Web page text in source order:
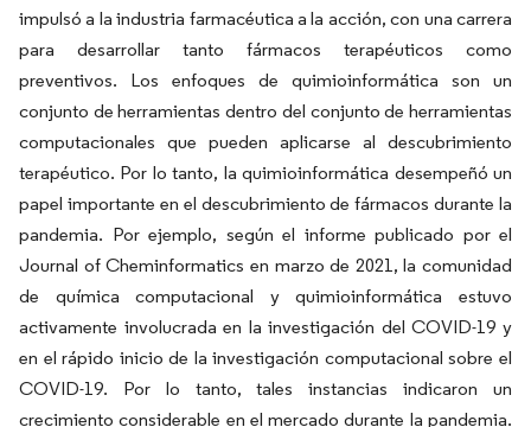
impulsó a la industria farmacéutica a la acción, con una carrera
para desarrollar tanto fármacos terapéuticos como
preventivos. Los enfoques de quimioinformática son un
conjunto de herramientas dentro del conjunto de herramientas
computacionales que pueden aplicarse al descubrimiento
terapéutico. Por lo tanto, la quimioinformática desempeñó un
papel importante en el descubrimiento de fármacos durante la
pandemia. Por ejemplo, según el informe publicado por el
Journal of Cheminformatics en marzo de 2021, la comunidad
de química computacional y quimioinformática estuvo
activamente involucrada en la investigación del COVID-19 y
en el rápido inicio de la investigación computacional sobre el
COVID-19. Por lo tanto, tales instancias indicaron un
crecimiento considerable en el mercado durante la pandemia.